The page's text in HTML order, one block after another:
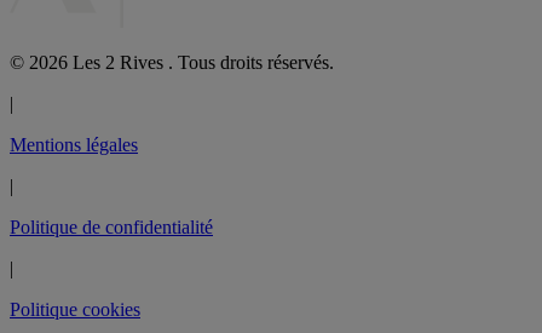
© 2026 Les 2 Rives . Tous droits réservés.
|
Mentions légales
|
Politique de confidentialité
|
Politique cookies